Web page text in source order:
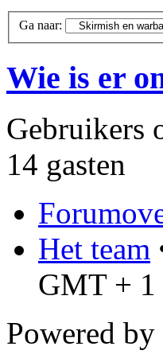
Ga naar:
Wie is er
Gebruikers
14 gasten
Het team
GMT + 1
Powered by